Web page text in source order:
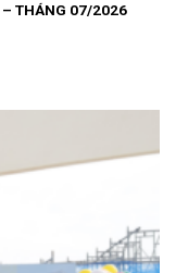
– THÁNG 07/2026